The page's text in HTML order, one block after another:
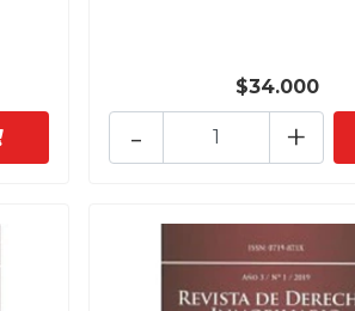
$34.000
+
-